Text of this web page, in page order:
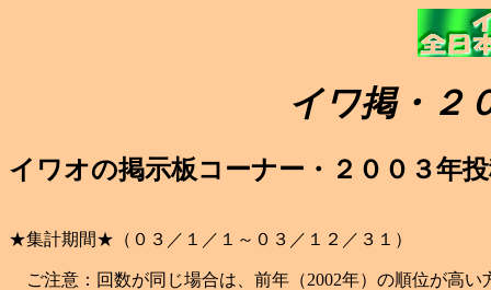
イワ掲・２
イワオの掲示板コーナー・２００３年
★集計期間★（０３／１／１～０３／１２／３１）
ご注意：回数が同じ場合は、前年（2002年）の順位が高い